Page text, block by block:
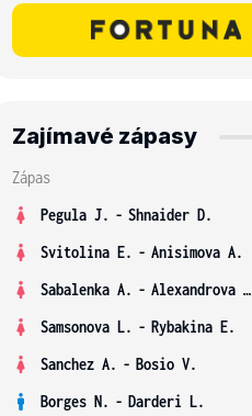
Zajímavé zápasy
Zápas
Pegula J. - Shnaider D.
Svitolina E. - Anisimova A.
Sabalenka A. - Alexandrova E.
Samsonova L. - Rybakina E.
Sanchez A. - Bosio V.
Borges N. - Darderi L.